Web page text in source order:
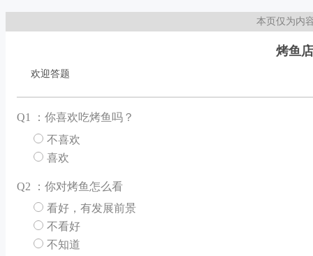
本页仅为内
烤鱼
欢迎答题
Q1 ：你喜欢吃烤鱼吗？
不喜欢
喜欢
Q2 ：你对烤鱼怎么看
看好，有发展前景
不看好
不知道